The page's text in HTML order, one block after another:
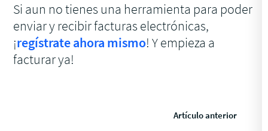
Si aun no tienes una herramienta para poder
enviar y recibir facturas electrónicas,
¡regístrate ahora mismo! Y empieza a
facturar ya!
Artículo anterior